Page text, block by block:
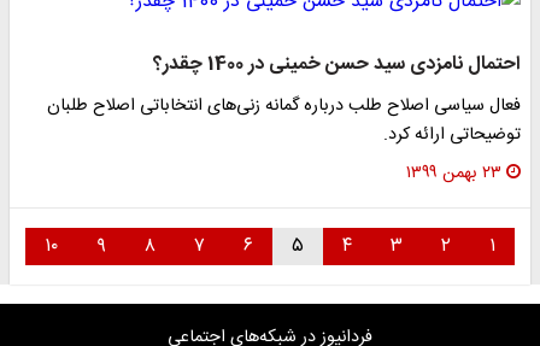
احتمال نامزدی سید حسن خمینی در 1400 چقدر؟
فعال سیاسی اصلاح طلب درباره گمانه زنی‌های انتخاباتی اصلاح طلبان
توضیحاتی ارائه کرد.
۲۳ بهمن ۱۳۹۹
۱ ۲ ۳ ۴ ۵ ۶ ۷ ۸ ۹ ۱۰
فردانیوز در شبکه‌های اجتماعی